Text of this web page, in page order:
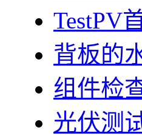
TestPV
背板的
组件检
光伏测